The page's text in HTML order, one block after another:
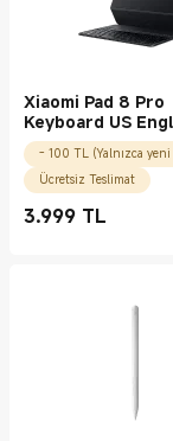
Xiaomi Pad 8 Pro
Keyboard US
Ücretsiz Teslimat
3.999 TL
Current Price TL3999.00